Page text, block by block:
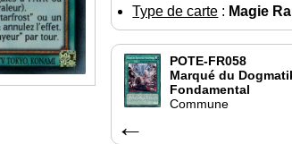
Type de carte : Magie
POTE-FR058
Marqué du
Fondamental
Commune
←